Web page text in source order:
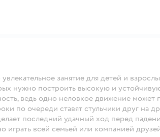
занятие для детей и
нужно построить высокую и
ведь одно неловкое движение
по очереди ставят стульчики друг на
последний удачный ход перед
всей семьей или компанией